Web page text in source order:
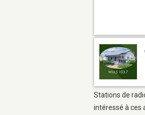
Stations de
intéressé à ces